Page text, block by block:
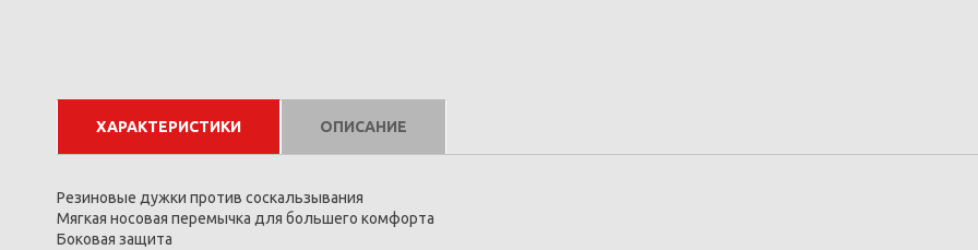
ХАРАКТЕРИСТИКИ ОПИСАНИЕ
Резиновые дужки против соскальзывания
Мягкая носовая перемычка для большего комфорта
Боковая защита